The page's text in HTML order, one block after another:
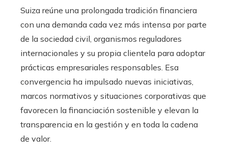
Suiza reúne una prolongada tradición financiera
con una demanda cada vez más intensa por parte
de la sociedad civil, organismos reguladores
internacionales y su propia clientela para adoptar
prácticas empresariales responsables. Esa
convergencia ha impulsado nuevas iniciativas,
marcos normativos y situaciones corporativas que
favorecen la financiación sostenible y elevan la
transparencia en la gestión y en toda la cadena
de valor.